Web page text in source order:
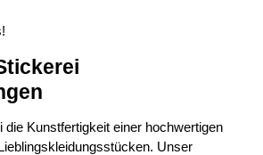
Kunstfertigkeit einer hochwertigen
Unser